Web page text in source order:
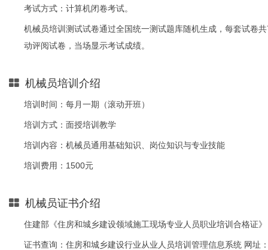
考试方式：计算机闭卷考试。
机械员培训测试试卷通过全国统一测试题库随机生成，每套试卷
动评阅试卷，当场显示考试成绩。
机械员培训介绍
培训时间：每月一期（滚动开班）
培训方式：面授培训教学
培训内容：机械员通用基础知识、岗位知识与专业技能
培训费用：1500元
机械员证书介绍
住建部《住房和城乡建设领域施工现场专业人员职业培训合格证》
证书查询：住房和城乡建设行业从业人员培训管理信息系统 网址